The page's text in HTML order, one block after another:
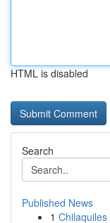
HTML is disabled
Search
Published News
1